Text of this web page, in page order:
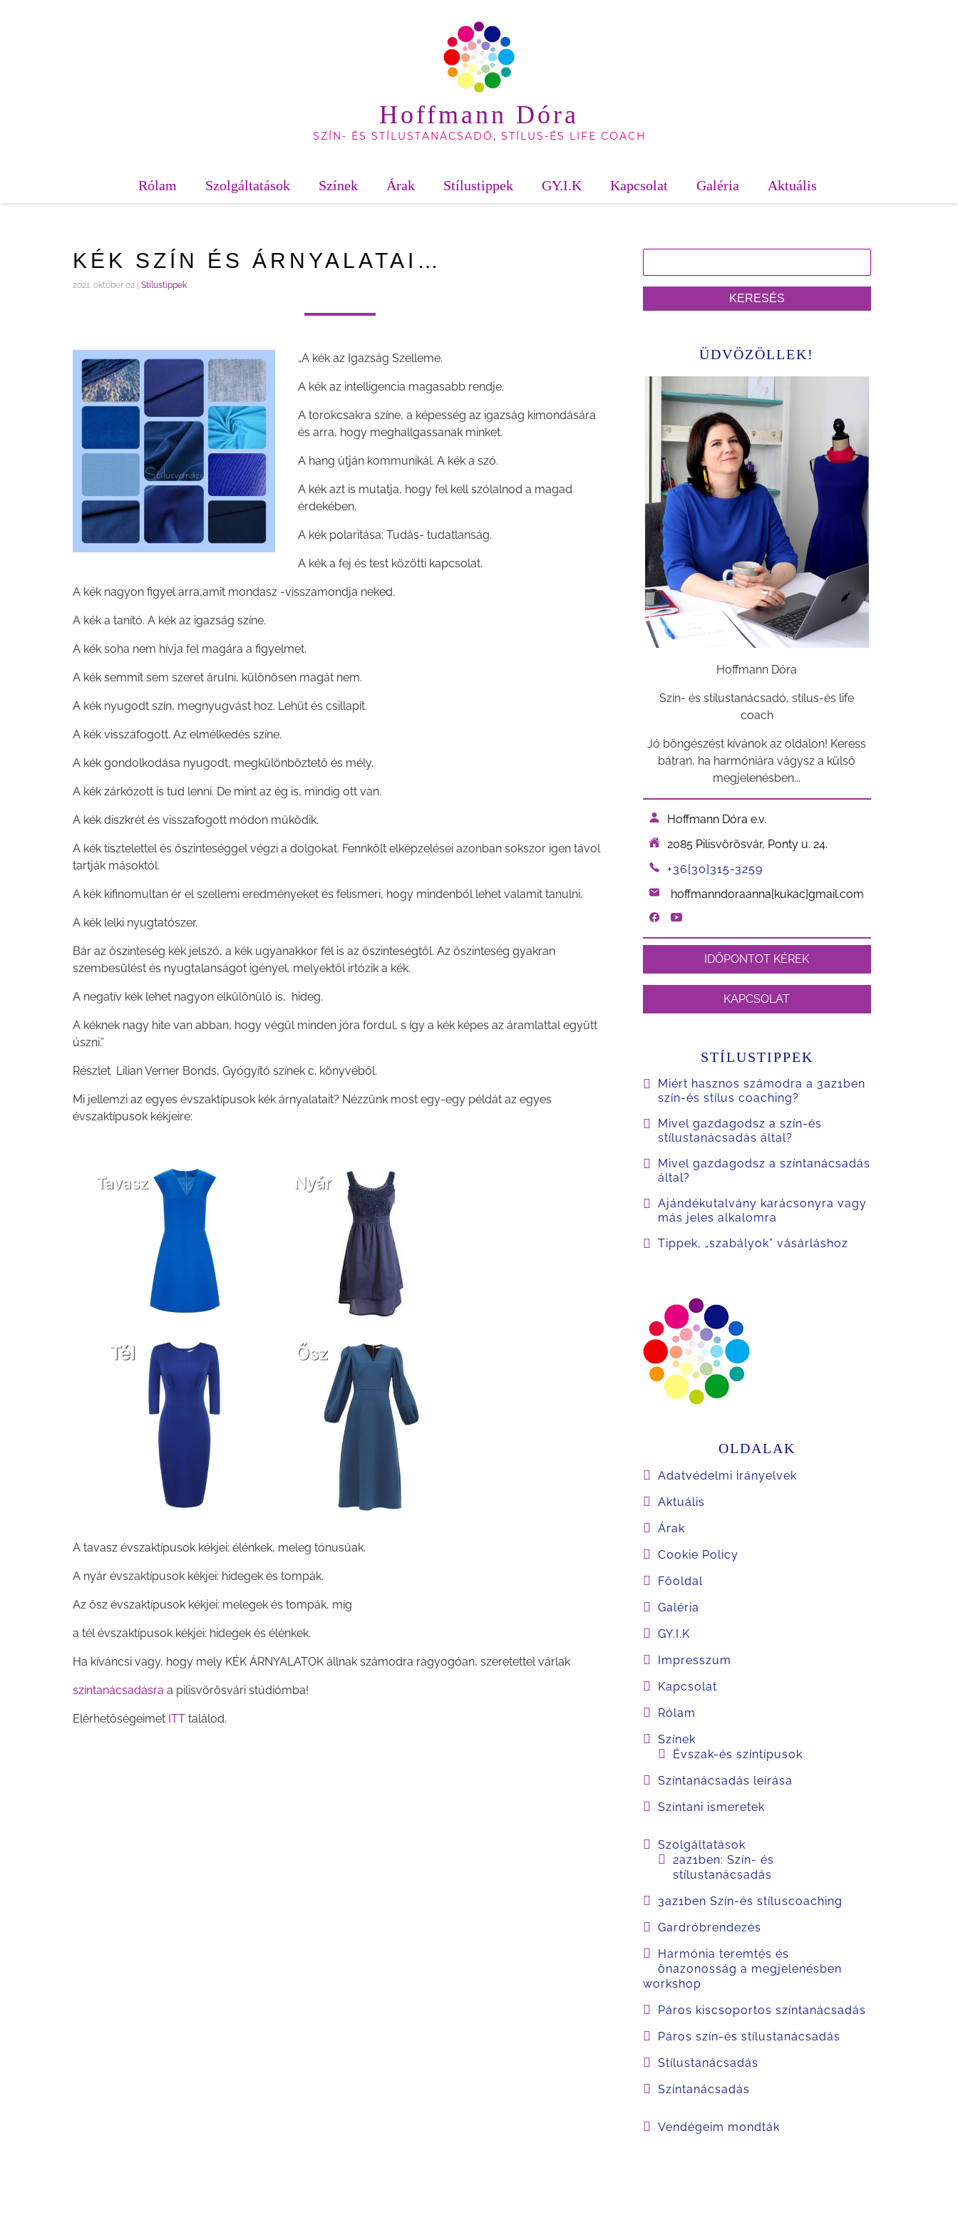
Hoffmann Dóra
SZÍN- ÉS STÍLUSTANÁCSADÓ, STÍLUS-ÉS LIFE COACH
Rólam Szolgáltatások Színek Árak Stílustippek GY.I.K Kapcsolat Galéria Aktuális
KÉK SZÍN ÉS ÁRNYALATAI…
2021. október 02 | Stílustippek
„A kék az Igazság Szelleme.
A kék az intelligencia magasabb rendje.
A torokcsakra színe, a képesség az igazság kimondására
és arra, hogy meghallgassanak minket.
A hang útján kommunikál. A kék a szó.
A kék azt is mutatja, hogy fel kell szólalnod a magad
érdekében.
A kék polaritása: Tudás- tudatlanság.
A kék a fej és test közötti kapcsolat.
A kék nagyon figyel arra,amit mondasz -visszamondja neked.
A kék a tanító. A kék az igazság színe.
A kék soha nem hívja fel magára a figyelmet.
A kék semmit sem szeret árulni, különösen magát nem.
A kék nyugodt szín, megnyugvást hoz. Lehűt és csillapít.
A kék visszafogott. Az elmélkedés színe.
A kék gondolkodása nyugodt, megkülönböztető és mély.
A kék zárkózott is tud lenni. De mint az ég is, mindig ott van.
A kék diszkrét és visszafogott módon működik.
A kék tisztelettel és őszinteséggel végzi a dolgokat. Fennkölt elképzelései azonban sokszor igen távol
tartják másoktól.
A kék kifinomultan ér el szellemi eredményeket és felismeri, hogy mindenből lehet valamit tanulni.
A kék lelki nyugtatószer.
Bár az őszinteség kék jelszó, a kék ugyanakkor fél is az őszinteségtől. Az őszinteség gyakran
szembesülést és nyugtalanságot igényel, melyektől irtózik a kék.
A negatív kék lehet nagyon elkülönülő is, hideg.
A kéknek nagy hite van abban, hogy végül minden jóra fordul, s így a kék képes az áramlattal együtt
úszni.”
Részlet Lilian Verner Bonds, Gyógyító színek c. könyvéből.
Mi jellemzi az egyes évszaktípusok kék árnyalatait? Nézzünk most egy-egy példát az egyes
évszaktípusok kékjeire:
A tavasz évszaktípusok kékjei: élénkek, meleg tónusúak.
A nyár évszaktípusok kékjei: hidegek és tompák.
Az ősz évszaktípusok kékjei: melegek és tompák, míg
a tél évszaktípusok kékjei: hidegek és élénkek.
Ha kíváncsi vagy, hogy mely KÉK ÁRNYALATOK állnak számodra ragyogóan, szeretettel várlak
színtanácsadásra a pilisvörösvári stúdiómba!
Elérhetőségeimet ITT találod.
ÜDVÖZÖLLEK!
Hoffmann Dóra
Szín- és stílustanácsadó, stílus-és life
coach
Jó böngészést kívánok az oldalon! Keress
bátran, ha harmóniára vágysz a külső
megjelenésben...
Hoffmann Dóra e.v.
2085 Pilisvörösvár, Ponty u. 24.
+36[30]315-3259
hoffmanndoraanna[kukac]gmail.com
IDŐPONTOT KÉREK
KAPCSOLAT
STÍLUSTIPPEK
Miért hasznos számodra a 3az1ben
szín-és stílus coaching?
Mivel gazdagodsz a szín-és
stílustanácsadás által?
Mivel gazdagodsz a színtanácsadás
által?
Ajándékutalvány karácsonyra vagy
más jeles alkalomra
Tippek, „szabályok” vásárláshoz
OLDALAK
Adatvédelmi irányelvek
Aktuális
Árak
Cookie Policy
Főoldal
Galéria
GY.I.K
Impresszum
Kapcsolat
Rólam
Színek
Évszak-és színtípusok
Színtanácsadás leírása
Színtani ismeretek
Szolgáltatások
2az1ben: Szín- és
stílustanácsadás
3az1ben Szín-és stíluscoaching
Gardróbrendezés
Harmónia teremtés és
önazonosság a megjelenésben
workshop
Páros kiscsoportos színtanácsadás
Páros szín-és stílustanácsadás
Stílustanácsadás
Színtanácsadás
Vendégeim mondták